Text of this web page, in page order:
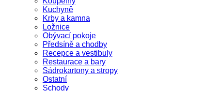
Kuchyně
Krby a kamna
Ložnice
Obývací pokoje
Předsíně a chodby
Recepce a vestibuly
Restaurace a bary
Sádrokartony a stropy
Ostatní
Schody